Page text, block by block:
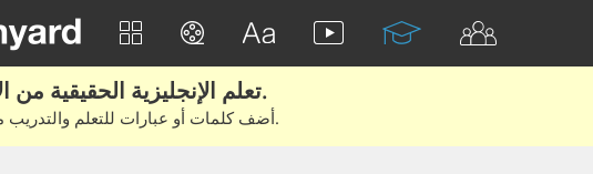
تعلم الإنجليزية الحقيقية من الأفلام والكتب.
أضف كلمات أو عبارات للتعلم والتدريب مع متعلمين آخرين.